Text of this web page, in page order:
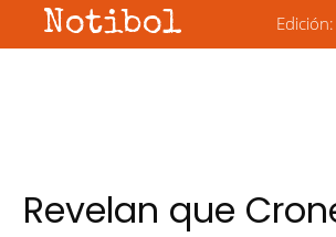
Notibol Edición:
Revelan que